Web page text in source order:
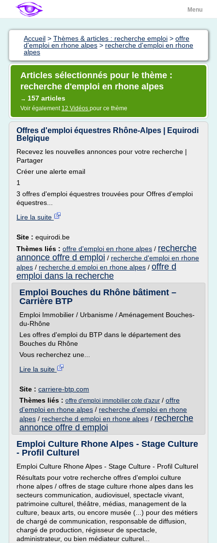
Menu
Accueil > Thèmes & articles : recherche emploi > offre
d'emploi en rhone alpes > recherche d'emploi en rhone
alpes
Articles sélectionnés pour le thème :
recherche d'emploi en rhone alpes
→ 157 articles
Voir également 12 Vidéos pour ce thème
Offres d'emploi équestres Rhône-Alpes | Equirodi
Belgique
Recevez les nouvelles annonces pour votre recherche |
Partager
Créer une alerte email
1
3 offres d'emploi équestres trouvées pour Offres d'emploi
équestres...
Lire la suite
Site : equirodi.be
Thèmes liés : offre d'emploi en rhone alpes / recherche
annonce offre d emploi / recherche d'emploi en rhone
alpes / recherche d emploi en rhone alpes / offre d
emploi dans la recherche
Emploi Bouches du Rhône bâtiment –
Carrière BTP
Emploi Immobilier / Urbanisme / Aménagement Bouches-
du-Rhône
Les offres d'emploi du BTP dans le département des
Bouches du Rhône
Vous recherchez une...
Lire la suite
Site : carriere-btp.com
Thèmes liés : offre d'emploi immobilier cote d'azur / offre
d'emploi en rhone alpes / recherche d'emploi en rhone
alpes / recherche d emploi en rhone alpes / recherche
annonce offre d emploi
Emploi Culture Rhone Alpes - Stage Culture
- Profil Culturel
Emploi Culture Rhone Alpes - Stage Culture - Profil Culturel
Résultats pour votre recherche offres d'emploi culture
rhone alpes / offres de stage culture rhone alpes dans les
secteurs communication, audiovisuel, spectacle vivant,
patrimoine culturel, théâtre, médias, management de la
culture, beaux arts, ou encore musée (...) pour des métiers
de chargé de communication, responsable de diffusion,
chargé de production, régisseur de spectacle,
administrateur, ou bien médiateur culturel...